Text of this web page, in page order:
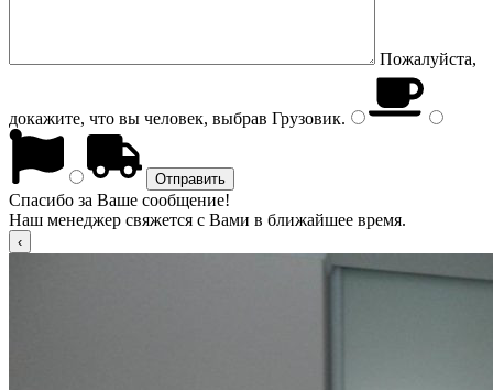
Пожалуйста,
докажите, что вы человек, выбрав Грузовик.
Спасибо за Ваше сообщение!
Наш менеджер свяжется с Вами в ближайшее время.